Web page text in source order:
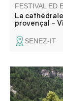
FESTIVAL ED
La
provençal -
SENEZ-IT
Ouverture
12ème siècle